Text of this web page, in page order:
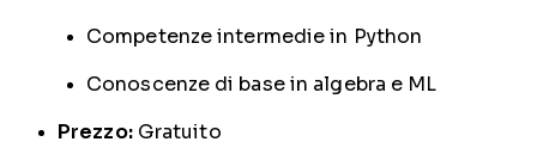
Competenze intermedie in Python
Conoscenze di base in algebra e ML
Prezzo:Gratuito